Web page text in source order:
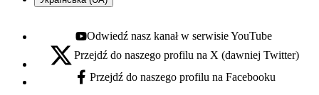
Youtube - otwiera się w nowej karcie
Odwiedź nasz kanał w serwisie YouTube
X - otwiera się w nowej karcie
Przejdź do naszego profilu na X (dawniej Twitter)
Facebook - otwiera się w nowej karcie
Przejdź do naszego profilu na Facebooku